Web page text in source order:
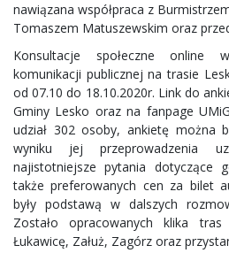
nawiązana współpraca z
Tomaszem Matuszewskim oraz
Konsultacje społeczne online
komunikacji publicznej na trasie
od 07.10 do 18.10.2020r. Link do
Gminy Lesko oraz na fanpage
udział 302 osoby, ankietę można
wyniku jej przeprowadzenia
najistotniejsze pytania dotyczące
także preferowanych cen za bilet
były podstawą w dalszych
Zostało opracowanych klika tras
Łukawicę, Załuż, Zagórz oraz